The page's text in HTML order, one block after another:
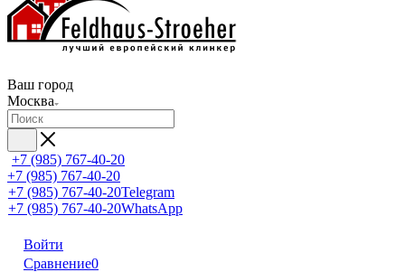
Ваш город
Москва
+7 (985) 767-40-20
+7 (985) 767-40-20
+7 (985) 767-40-20Telegram
+7 (985) 767-40-20WhatsApp
Войти
Сравнение0